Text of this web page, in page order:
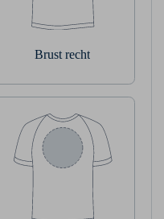
Brust recht